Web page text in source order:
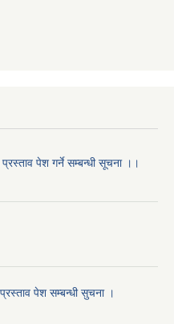
पेश गर्ने सम्बन्धी सूचना ।।
पेश सम्बन्धी सुचना ।